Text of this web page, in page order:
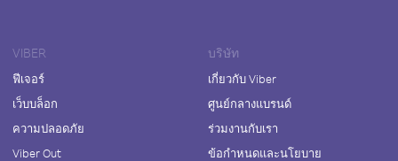
VIBER
ฟีเจอร์
เว็บบล็อก
ความปลอดภัย
Viber Out
บริษัท
เกี่ยวกับ Viber
ศูนย์กลางแบรนด์
ร่วมงานกับเรา
ข้อกำหนดและนโยบาย